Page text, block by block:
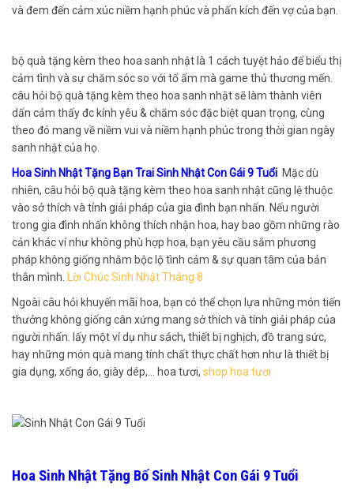
và đem đến cảm xúc niềm hạnh phúc và phấn kích đến vợ của bạn.
bộ quà tặng kèm theo hoa sanh nhật là 1 cách tuyệt hảo để biểu thị
cảm tình và sự chăm sóc so với tổ ấm mà game thủ thương mến.
câu hỏi bộ quà tặng kèm theo hoa sanh nhật sẽ làm thành viên
dấn cảm thấy đc kính yêu & chăm sóc đặc biệt quan trọng, cùng
theo đó mang về niềm vui và niềm hạnh phúc trong thời gian ngày
sanh nhật của họ.
Hoa Sinh Nhật Tặng Bạn Trai Sinh Nhật Con Gái 9 Tuổi Mặc dù
nhiên, câu hỏi bộ quà tặng kèm theo hoa sanh nhật cũng lệ thuộc
vào sở thích và tính giải pháp của gia đình bạn nhấn. Nếu người
trong gia đình nhấn không thích nhận hoa, hay bao gồm những rào
cản khác ví như không phù hợp hoa, bạn yêu cầu sắm phương
pháp không giống nhằm bộc lộ tình cảm & sự quan tâm của bản
thân mình. Lời Chúc Sinh Nhật Tháng 8
Ngoài câu hỏi khuyến mãi hoa, bạn có thể chọn lựa những món tiến
thưởng không giống cân xứng mang sở thích và tính giải pháp của
người nhấn. lấy một ví dụ như sách, thiết bị nghịch, đồ trang sức,
hay những món quà mang tính chất thực chất hơn như là thiết bị
gia dụng, xống áo, giày dép,… hoa tươi, shop hoa tươi
Hoa Sinh Nhật Tặng Bố Sinh Nhật Con Gái 9 Tuổi